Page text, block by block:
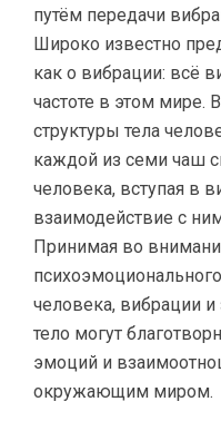
путём передачи
Широко известно
как о вибрации: всё
частоте в этом мире.
структуры тела
каждой из семи чаш
человека, вступая в
взаимодействие с
Принимая во
человека, вибрации
тело могут
эмоций и
окружающим миром.